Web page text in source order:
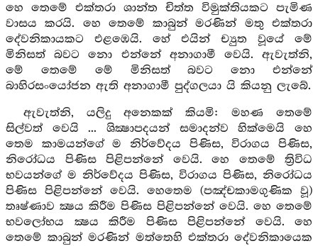
හෙ තෙමේ එක්තරා ශාන්ත චිත්ත විමුක්තියකට පැමිණ
වාසය කරයි. හෙ තෙමේ කාබුන් මරණින් මතු එක්තරා
දේවනිකායකට එළඹෙයි. හේ එයින් ච්‍යුත වූයේ මේ
මිනිසත් බවට නො එන්නේ අනාගාමී වෙයි. ඇවැත්නි,
මේ තෙමේ මේ මිනිසත් බවට නො එන්නේ
බාහිරසංයෝජන ඇති අනාගාමී පුද්ගලයා යි කියනු ලැබේ.
ඇවැත්නි, යලිදු අනෙකක් කියමි: මහණ තෙමේ
සිල්වත් වෙයි ... ශික්‍ෂාපදයන් සමාදන්ව හික්මෙයි හෙ
තෙම කාමයන්ගේ ම නිර්වේදය පිණිස, විරාගය පිණිස,
නිරෝධය පිණිස පිළිපන්නේ වෙයි. හෙ තෙමේ ත්‍රිවිධ
භවයන්ගේ ම නිර්වේදය පිණිස, විරාගය පිණිස, නිරෝධය
පිණිස පිළිපන්නේ වෙයි. හෙතෙම (පඤ්චකාමගුණික වූ)
තෘෂ්ණාව ක්‍ෂය කිරීම පිණිස පිළිපන්නේ වෙයි. හෙ තෙමේ
භවලෝභය ක්‍ෂය කිරීම පිණිස පිළිපන්නේ වෙයි. හෙ
තෙමේ කාබුන් මරණින් මත්තෙහි එක්තරා දේවනිකායෙක